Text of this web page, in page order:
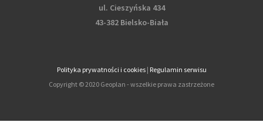
ul. Cieszyńska 434
43-382 Bielsko-Biała
Polityka prywatności i cookies| Regulamin serwisu
Copyright © 2020 Geoplan - wszelkie prawa zastrzeżone